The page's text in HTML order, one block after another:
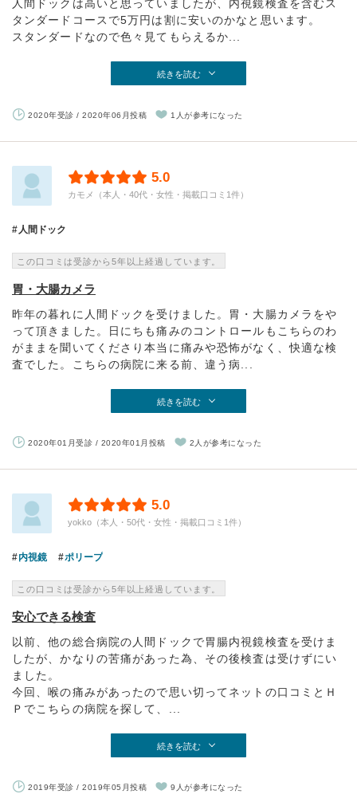
人間ドックは高いと思っていましたが、内視鏡検査を含むス
タンダードコースで5万円は割に安いのかなと思います。
スタンダードなので色々見てもらえるか...
続きを読む
2020年受診 / 2020年06月投稿 1人が参考になった
5.0
カモメ（本人・40代・女性・掲載口コミ1件）
人間ドック
この口コミは受診から5年以上経過しています。
胃・大腸カメラ
昨年の暮れに人間ドックを受けました。胃・大腸カメラをや
って頂きました。日にちも痛みのコントロールもこちらのわ
がままを聞いてくださり本当に痛みや恐怖がなく、快適な検
査でした。こちらの病院に来る前、違う病...
続きを読む
2020年01月受診 / 2020年01月投稿 2人が参考になった
5.0
yokko（本人・50代・女性・掲載口コミ1件）
内視鏡 ポリープ
この口コミは受診から5年以上経過しています。
安心できる検査
以前、他の総合病院の人間ドックで胃腸内視鏡検査を受けま
したが、かなりの苦痛があった為、その後検査は受けずにい
ました。
今回、喉の痛みがあったので思い切ってネットの口コミとＨ
Ｐでこちらの病院を探して、...
続きを読む
2019年受診 / 2019年05月投稿 9人が参考になった